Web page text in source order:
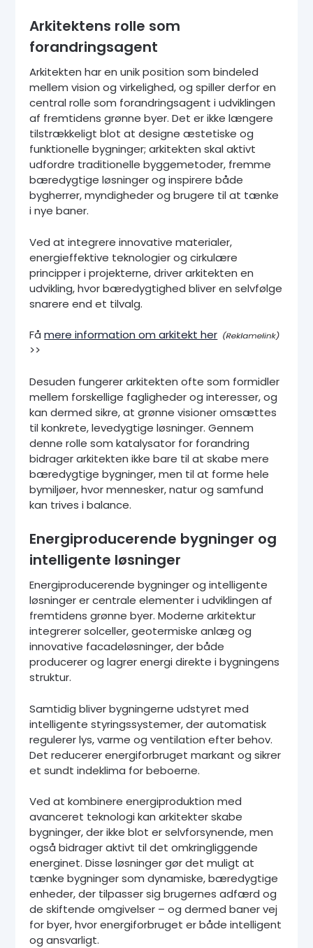
Arkitektens rolle som
forandringsagent
Arkitekten har en unik position som bindeled
mellem vision og virkelighed, og spiller derfor en
central rolle som forandringsagent i udviklingen
af fremtidens grønne byer. Det er ikke længere
tilstrækkeligt blot at designe æstetiske og
funktionelle bygninger; arkitekten skal aktivt
udfordre traditionelle byggemetoder, fremme
bæredygtige løsninger og inspirere både
bygherrer, myndigheder og brugere til at tænke
i nye baner.
Ved at integrere innovative materialer,
energieffektive teknologier og cirkulære
principper i projekterne, driver arkitekten en
udvikling, hvor bæredygtighed bliver en selvfølge
snarere end et tilvalg.
Fåmere information om arkitekt her
>>
Desuden fungerer arkitekten ofte som formidler
mellem forskellige fagligheder og interesser, og
kan dermed sikre, at grønne visioner omsættes
til konkrete, levedygtige løsninger. Gennem
denne rolle som katalysator for forandring
bidrager arkitekten ikke bare til at skabe mere
bæredygtige bygninger, men til at forme hele
bymiljøer, hvor mennesker, natur og samfund
kan trives i balance.
Energiproducerende bygninger og
intelligente løsninger
Energiproducerende bygninger og intelligente
løsninger er centrale elementer i udviklingen af
fremtidens grønne byer. Moderne arkitektur
integrerer solceller, geotermiske anlæg og
innovative facadeløsninger, der både
producerer og lagrer energi direkte i bygningens
struktur.
Samtidig bliver bygningerne udstyret med
intelligente styringssystemer, der automatisk
regulerer lys, varme og ventilation efter behov.
Det reducerer energiforbruget markant og sikrer
et sundt indeklima for beboerne.
Ved at kombinere energiproduktion med
avanceret teknologi kan arkitekter skabe
bygninger, der ikke blot er selvforsynende, men
også bidrager aktivt til det omkringliggende
energinet. Disse løsninger gør det muligt at
tænke bygninger som dynamiske, bæredygtige
enheder, der tilpasser sig brugernes adfærd og
de skiftende omgivelser – og dermed baner vej
for byer, hvor energiforbruget er både intelligent
og ansvarligt.